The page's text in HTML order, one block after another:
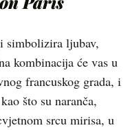
simbolizira ljubav,
kombinacija će vas u
francuskog grada, i
što su naranča,
srcu mirisa, u